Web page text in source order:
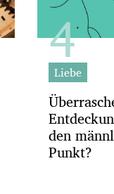
Liebe
den
Punkt?